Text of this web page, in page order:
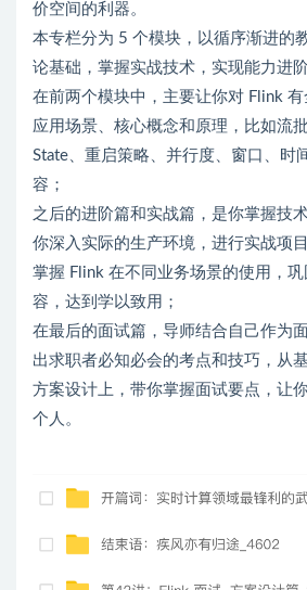
价空间的利器。
本专栏分为 5 个模块，以循序渐进的
论基础，掌握实战技术，实现能力进
在前两个模块中，主要让你对 Flink
应用场景、核心概念和原理，比如流
State、重启策略、并行度、窗口、时
容；
之后的进阶篇和实战篇，是你掌握技
你深入实际的生产环境，进行实战项
掌握 Flink 在不同业务场景的使用，
容，达到学以致用；
在最后的面试篇，导师结合自己作为
出求职者必知必会的考点和技巧，从
方案设计上，带你掌握面试要点，让
个人。